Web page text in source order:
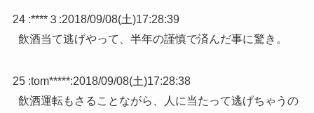
24 :****３ :2018/09/08(土)17:28:39
飲酒当て逃げやって、半年の謹慎で済んだ事に驚き。
25 :tom*****:2018/09/08(土)17:28:38
飲酒運転もさることながら、人に当たって逃げちゃうの